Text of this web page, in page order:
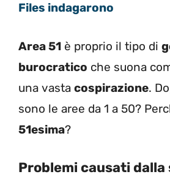
Files indagarono
Area 51 è proprio il tipo di
burocratico che suona
una vasta cospirazione.
sono le aree da 1 a 50?
51esima?
Problemi causati dalla